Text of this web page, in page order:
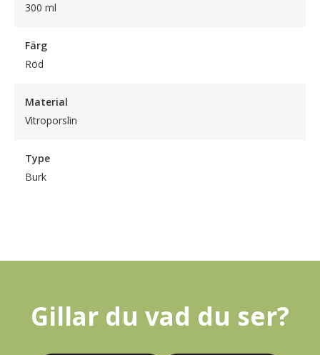
300 ml
Färg
Röd
Material
Vitroporslin
Type
Burk
Gillar du vad du ser?